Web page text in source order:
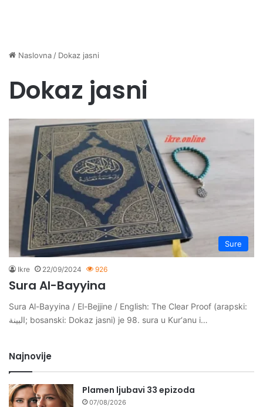
Naslovna / Dokaz jasni
Dokaz jasni
Sure
Ikre 22/09/2024 926
Sura Al-Bayyina
Sura Al-Bayyina / El-Bejjine / English: The Clear Proof (arapski:
البينة; bosanski: Dokaz jasni) je 98. sura u Kur‘anu i…
Najnovije
Plamen ljubavi 33 epizoda
07/08/2026